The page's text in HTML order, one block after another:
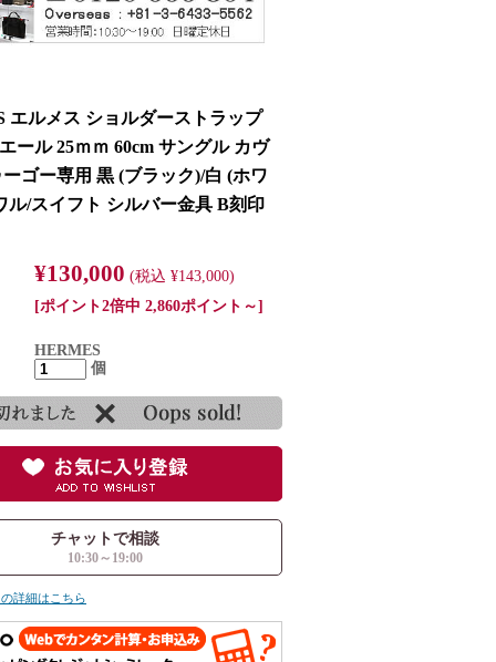
エルメス ショルダーストラップ
ール 25ｍｍ 60cm サングル カヴ
ゴー専用 黒 (ブラック)/白 (ホワ
ル/スイフト シルバー金具 B刻印
¥130,000 (税込 ¥143,000)
[ポイント2倍中 2,860ポイント～]
HERMES
個
チャットで相談
10:30～19:00
詳細はこちら